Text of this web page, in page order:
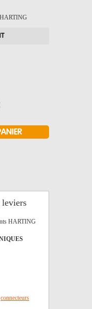
HARTING
leviers
HARTING
connecteurs